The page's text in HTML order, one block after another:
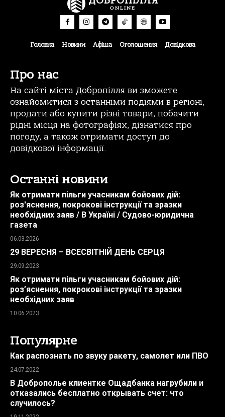
ONLINE
Головна Новини Афіша Оголошення Довідкова
Про нас
На сайті міста Добропілля ви зможете
ознайомитися з останніми подіями в регіоні,
продати або купити різні товари, побачити
рідні місця на фотографіях, дізнатися про
погоду, а також отримати доступ до
довідкової інформації.
Останні новини
Як отримати пільги учасникам бойових дій:
роз'яснення, покрокові інструкції та зразки
необхідних заяв / В Україні / Судово-юридична
газета
06.03.2026
29 ВЕРЕСНЯ – ВСЕСВІТНІЙ ДЕНЬ СЕРЦЯ
29.09.2023
Як отримати пільги учасникам бойових дій:
роз’яснення, покрокові інструкції та зразки
необхідних заяв
10.06.2023
Популярне
Как распознать по звуку ракету, самолет или ПВО
24.07.2022
В Доброполье клиентке Ощадбанка нагрубили и
отказались бесплатно открывать счет: что
случилось?